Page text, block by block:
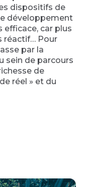
dispositifs de
développement
efficace, car plus
réactif… Pour
par la
sein de parcours
de
réel » et du